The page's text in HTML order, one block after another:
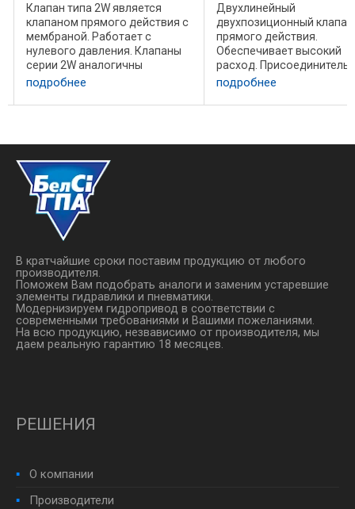
Клапан типа 2W является
клапаном прямого действия с
мембраной. Работает с
нулевого давления. Клапаны
серии 2W аналогичны
клапанам PU220 но обладают
более высокой пропускной
способностью за счет
подробнее
Двухлинейный
двухпозиционный клапан
прямого действия.
Обеспечивает высокий
расход.
резьба:1/8 "-3/8 Рабочее
давление: 0-0,8 МПа
Окружающая
подробнее
В кратчайшие сроки поставим продукцию от любого
производителя.
Поможем Вам подобрать аналоги и заменим устаревшие
элементы гидравлики и пневматики.
Модернизируем гидропривод в соответствии с
современными требованиями и Вашими пожеланиями.
На всю продукцию, незвависимо от производителя, мы
даем реальную гарантию 18 месяцев.
РЕШЕНИЯ
О компании
Производители